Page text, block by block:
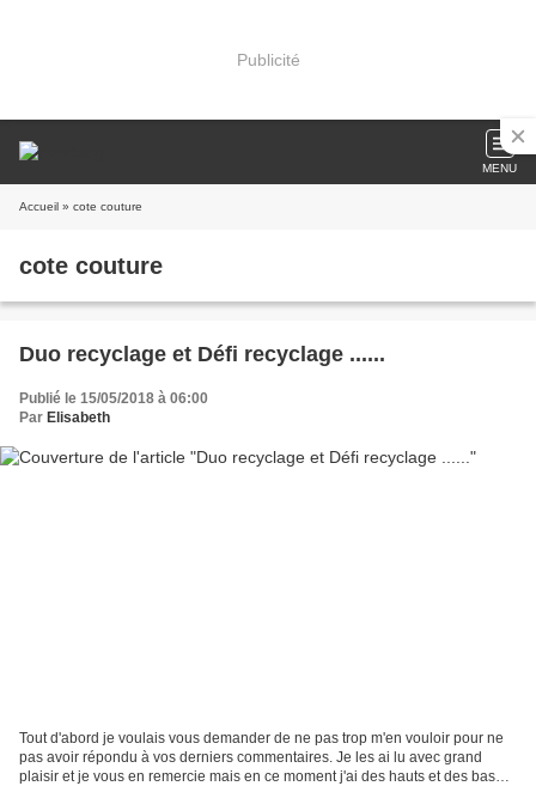
Publicité
MENU
Accueil » cote couture
cote couture
Duo recyclage et Défi recyclage ......
Publié le 15/05/2018 à 06:00
Par Elisabeth
Tout d'abord je voulais vous demander de ne pas trop m'en vouloir pour ne
pas avoir répondu à vos derniers commentaires. Je les ai lu avec grand
plaisir et je vous en remercie mais en ce moment j'ai des hauts et des bas